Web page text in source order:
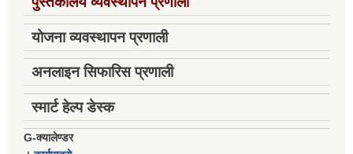
योजना व्यवस्थापन प्रणाली
अनलाइन सिफारिस प्रणाली
स्मार्ट हेल्प डेस्क
G-क्यालेण्डर